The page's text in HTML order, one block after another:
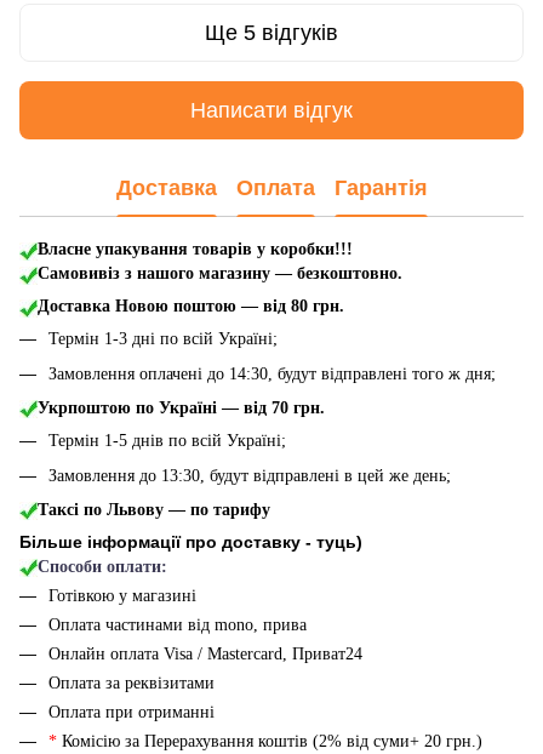
Ще 5 відгуків
Написати відгук
Доставка Оплата Гарантія
Власне упакування товарів у коробки!!!
Самовивіз з нашого магазину — безкоштовно.
Доставка Новою поштою — від 80 грн.
Термін 1-3 дні по всій Україні;
Замовлення оплачені до 14:30, будут відправлені того ж дня;
Укрпоштою по Україні — від 70 грн.
Термін 1-5 днів по всій Україні;
Замовлення до 13:30, будут відправлені в цей же день;
Таксі по Львову — по тарифу
Більше інформації про доставку - туць)
Способи оплати:
Готівкою у магазині
Оплата частинами від mono, прива
Онлайн оплата Visa / Mastercard, Приват24
Оплата за реквізитами
Оплата при отриманні
* Комісію за Перерахування коштів (2% від суми+ 20 грн.)